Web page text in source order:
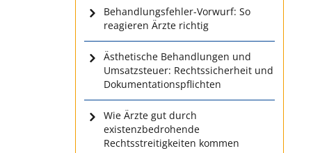
Behandlungsfehler-Vorwurf: So
reagieren Ärzte richtig
Ästhetische Behandlungen und
Umsatzsteuer: Rechtssicherheit und
Dokumentationspflichten
Wie Ärzte gut durch
existenzbedrohende
Rechtsstreitigkeiten kommen